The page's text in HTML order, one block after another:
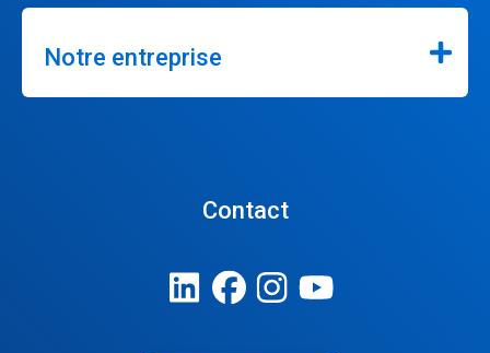
Notre entreprise
Contact